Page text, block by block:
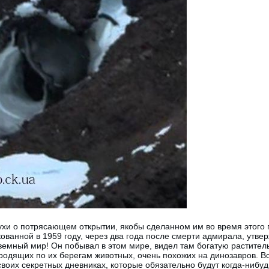
о потрясающем открытии, якобы сделанном им во время этого
в 1959 году, через два года после смерти адмирала,
мир! Он побывал в этом мире, видел там богатую
по их берегам животных, очень похожих на динозавров.
секретных дневниках, которые обязательно будут когда-